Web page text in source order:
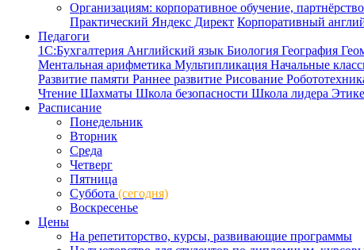
Организациям: корпоративное обучение, партнёрство
Практический Яндекс Директ Корпоративный
Педагоги
1С:Бухгалтерия Английский язык Биология География
Ментальная арифметика Мультипликация Начальные
Развитие памяти Раннее развитие Рисование
Чтение Шахматы Школа безопасности Школа лидера
Расписание
Понедельник
Вторник
Среда
Четверг
Пятница
Суббота (сегодня)
Воскресенье
Цены
На репетиторство, курсы, развивающие программы